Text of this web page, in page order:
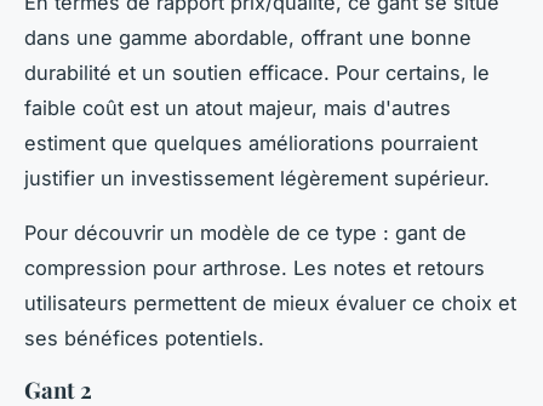
dans une gamme abordable, offrant une bonne
durabilité et un soutien efficace. Pour certains, le
faible coût est un atout majeur, mais d'autres
estiment que quelques améliorations pourraient
justifier un investissement légèrement supérieur.
Pour découvrir un modèle de ce type : gant de
compression pour arthrose. Les notes et retours
utilisateurs permettent de mieux évaluer ce choix et
ses bénéfices potentiels.
Gant 2